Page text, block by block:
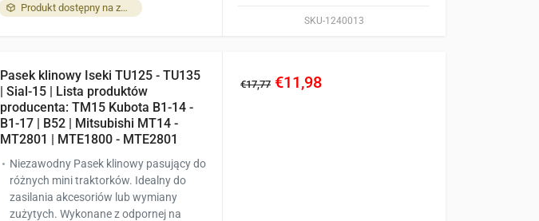
Produkt dostępny na zamówienie
SKU-1240013
Pasek klinowy Iseki TU125 - TU135
| Sial-15 | Lista produktów
producenta: TM15 Kubota B1-14 -
B1-17 | B52 | Mitsubishi MT14 -
MT2801 | MTE1800 - MTE2801
Niezawodny Pasek klinowy pasujący do
różnych mini traktorków. Idealny do
zasilania akcesoriów lub wymiany
zużytych. Wykonane z odpornej na
€17,77 €11,98